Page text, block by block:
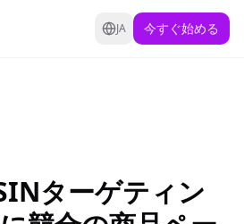
JA 今すぐ始める
ターゲティン